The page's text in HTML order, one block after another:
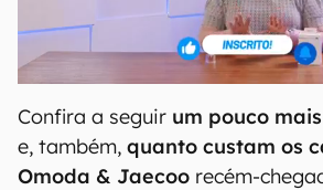
Confira a seguir um pouco
e, também, quanto custam os
Omoda & Jaecoo recém-